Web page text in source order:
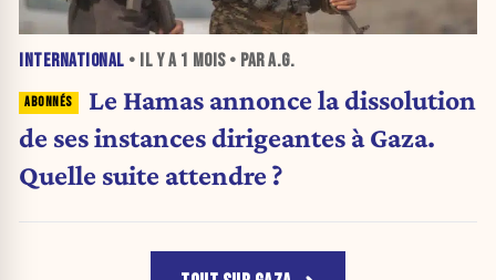
INTERNATIONAL • IL Y A 1 MOIS• PAR A.G.
Le Hamas annonce la dissolution
de ses instances dirigeantes à Gaza.
Quelle suite attendre ?